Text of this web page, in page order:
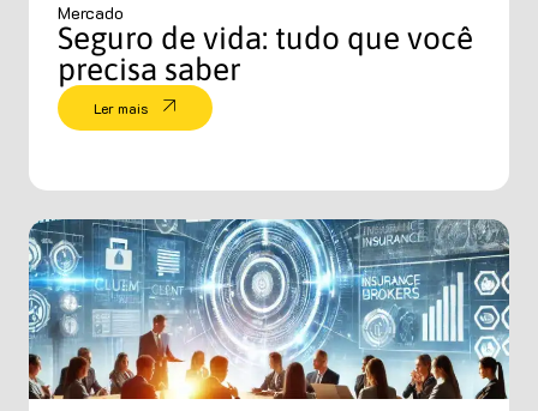
Mercado
Seguro de vida: tudo que você
precisa saber
Ler mais